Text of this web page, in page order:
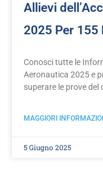
Allievi
2025 Per 155
Conosci tutte le
Aeronautica 2025 e
superare le prove del
MAGGIORI
5 Giugno 2025